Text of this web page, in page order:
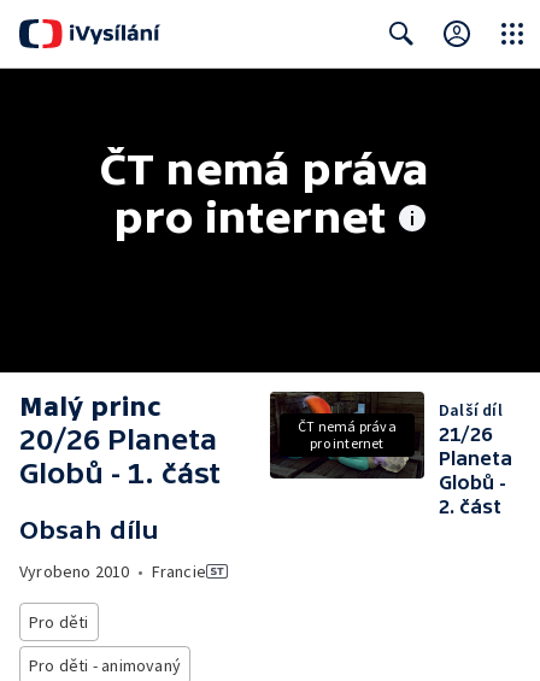
ČT nemá práva
pro internet
Malý princ
20/26 Planeta
Globů - 1. část
Obsah dílu
Vyrobeno 2010 • Francie
Pro děti
Pro děti - animovaný
ČT nemá práva
pro internet
Další díl
21/26
Planeta
Globů -
2. část